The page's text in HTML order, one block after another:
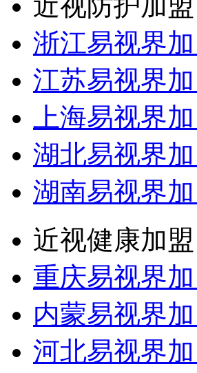
浙江易视界
江苏易视界
上海易视界
湖北易视界
湖南易视界
近视健康加盟
重庆易视界
内蒙易视界
河北易视界